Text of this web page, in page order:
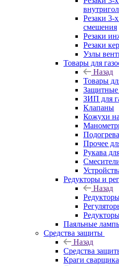
Резаки 3-
смешения
Резаки
Резаки
Узлы
Товары для
Назад
Товары
Защитные
ЗИП для
Клапаны
Кожухи
Прочее
Рукава
Редукторы и
Назад
Паяльные
Средства защиты
Назад
Средства
Краги сварщика